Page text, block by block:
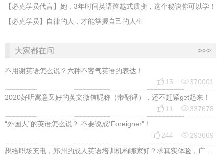
【必克学员代言】她，3年时间英语跨越式质变，这个秘诀你可以学！
【必克学员】自律的人，才能掌握自己的人生
大家都在问 >>>
不用谢英语怎么说？六种不客气英语的表达！
 15 370001
2020好听寓意又好的英文微信昵称（带翻译），还不赶紧get起来！
 11 337678
“外国人”的英语怎么说？ 不要说成“Foreigner”！
 244 293669
想给职场充电，郑州的成人英语培训机构哪家好？求真实体验，广告勿扰，感谢！